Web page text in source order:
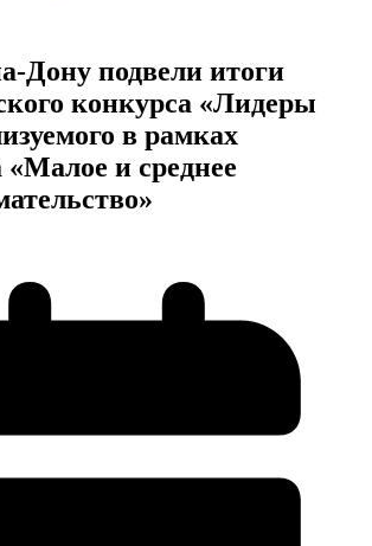
Дону подвели итоги
конкурса «Лидеры
в рамках
«Малое и среднее